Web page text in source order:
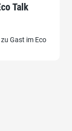
Talk
Gast im Eco